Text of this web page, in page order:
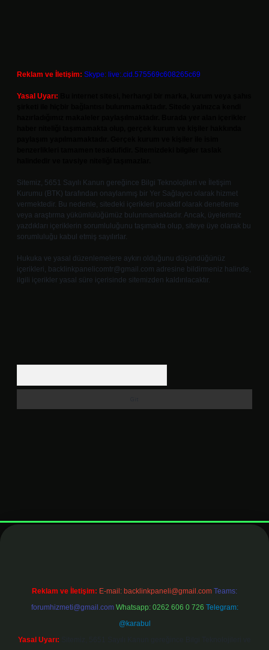
Reklam ve İletişim: Skype: live:.cid.575569c608265c69
Yasal Uyarı:
Sitemiz, 5651 Sayılı Kanun gereğince Bilgi Teknolojileri ve İletişim
Kurumu (BTK) tarafından onaylanmış bir Yer Sağlayıcı olarak hizmet
vermektedir. Bu nedenle, sitedeki içerikleri proaktif olarak denetleme
veya araştırma yükümlülüğümüz bulunmamaktadır. Ancak, üyelerimiz
yazdıkları içeriklerin sorumluluğunu taşımakta olup, siteye üye olarak bu
sorumluluğu kabul etmiş sayılırlar.
Hukuka ve yasal düzenlemelere aykırı olduğunu düşündüğünüz
içerikleri, backlinkpanelicomtr@gmail.com adresine bildirmeniz halinde,
ilgili içerikler yasal süre içerisinde sitemizden kaldırılacaktır.
Reklam ve İletişim: E-mail: backlinkpaneli@gmail.com Teams:
forumhizmeti@gmail.com Whatsapp: 0262 606 0 726 Telegram:
@karabul
Yasal Uyarı: